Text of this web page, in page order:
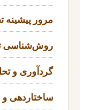
مرور پیشینه
روش‌شناسی
گردآوری و
ساختاردهی و